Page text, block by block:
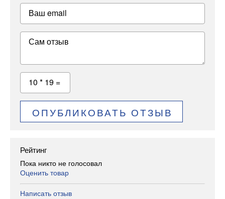
Ваш email
Сам отзыв
10 * 19 =
ОПУБЛИКОВАТЬ ОТЗЫВ
Рейтинг
Пока никто не голосовал
Оценить товар
Написать отзыв